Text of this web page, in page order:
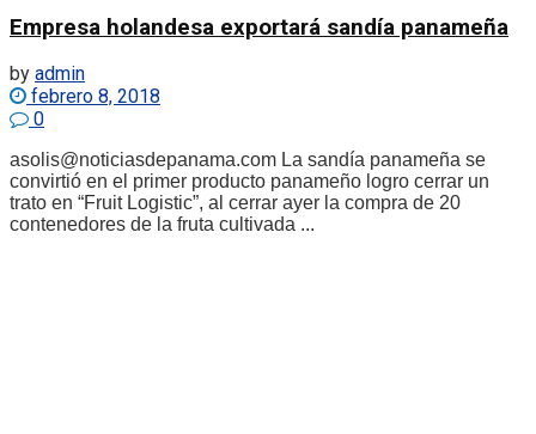
Empresa holandesa exportará sandía panameña
by admin
febrero 8, 2018
0
asolis@noticiasdepanama.com La sandía panameña se
convirtió en el primer producto panameño logro cerrar un
trato en “Fruit Logistic”, al cerrar ayer la compra de 20
contenedores de la fruta cultivada ...